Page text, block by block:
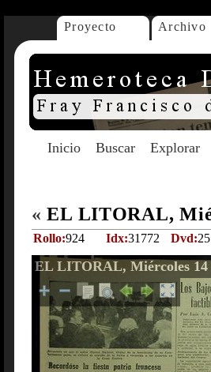
Proyecto Archivo
Inicio Buscar Explorar
« EL LITORAL,
Rollo:924 Idx:31772 Dvd:25
EL LITORAL, Miércoles 14